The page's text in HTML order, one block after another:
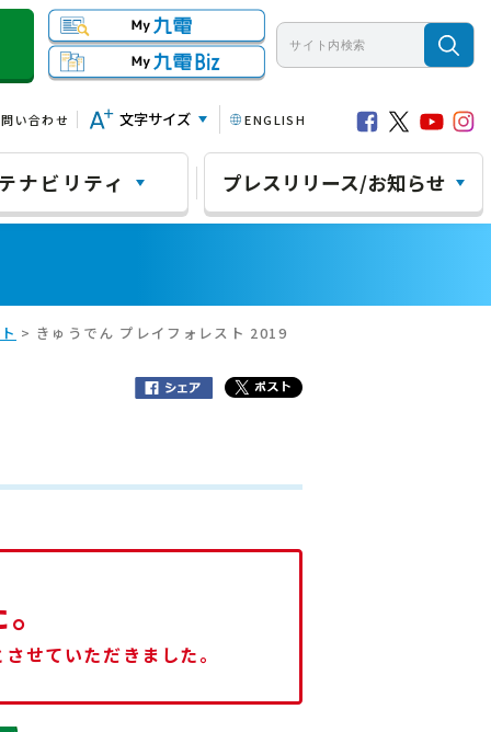
い合わせ 文字サイズ ENGLISH
ナビリティ プレスリリース/お知らせ
> きゅうでん プレイフォレスト 2019
せていただきました。